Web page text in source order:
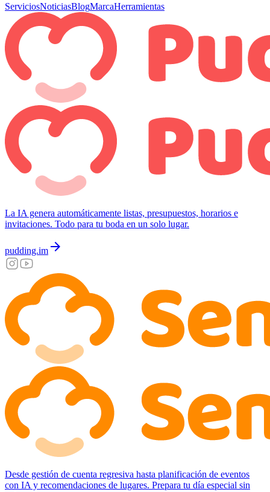
ServiciosNoticiasBlogMarcaHerramientas
La IA genera automáticamente listas, presupuestos, horarios e
invitaciones. Todo para tu boda en un solo lugar.
pudding.im arrow_forward
Desde gestión de cuenta regresiva hasta planificación de eventos
con IA y recomendaciones de lugares. Prepara tu día especial sin